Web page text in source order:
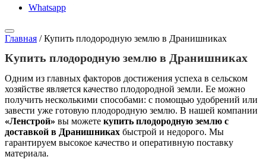
Whatsapp
Главная /Купить плодородную землю в Дранишниках
Купить плодородную землю в Дранишниках
Одним из главных факторов достижения успеха в сельском
хозяйстве является качество плодородной земли. Ее можно
получить несколькими способами: с помощью удобрений или
завести уже готовую плодородную землю. В нашей компании
«Ленстрой» вы можете купить плодородную землю с
доставкой в Дранишниках быстрой и недорого. Мы
гарантируем высокое качество и оперативную поставку
материала.